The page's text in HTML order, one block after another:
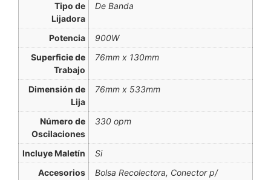
Tipo de
Lijadora
De Banda
Potencia
900W
Superficie de
Trabajo
76mm x 130mm
Dimensión de
Lija
76mm x 533mm
Número de
Oscilaciones
330 opm
Incluye Maletín
Si
Accesorios
Bolsa Recolectora, Conector p/